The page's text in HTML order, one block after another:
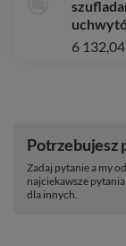
6 132,04
Potrzebujesz
Zadaj pytanie a my
najciekawsze
dla innych.